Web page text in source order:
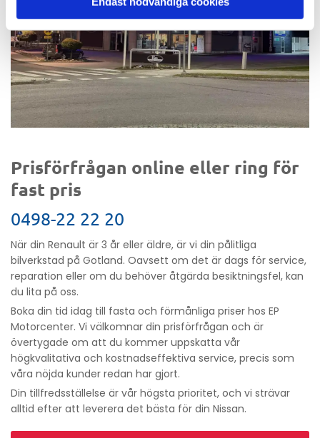
Prisförfrågan online eller ring för
fast pris
0498-22 22 20
När din Renault är 3 år eller äldre, är vi din pålitliga
bilverkstad på Gotland. Oavsett om det är dags för service,
reparation eller om du behöver åtgärda besiktningsfel, kan
du lita på oss.
Boka din tid idag till fasta och förmånliga priser hos EP
Motorcenter. Vi välkomnar din prisförfrågan och är
övertygade om att du kommer uppskatta vår
högkvalitativa och kostnadseffektiva service, precis som
våra nöjda kunder redan har gjort.
Din tillfredsställelse är vår högsta prioritet, och vi strävar
alltid efter att leverera det bästa för din Nissan.